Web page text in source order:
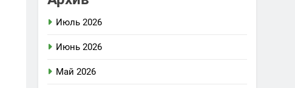
Июль 2026
Июнь 2026
Май 2026